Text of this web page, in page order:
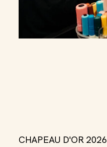
CHAPEAU D'OR 2026